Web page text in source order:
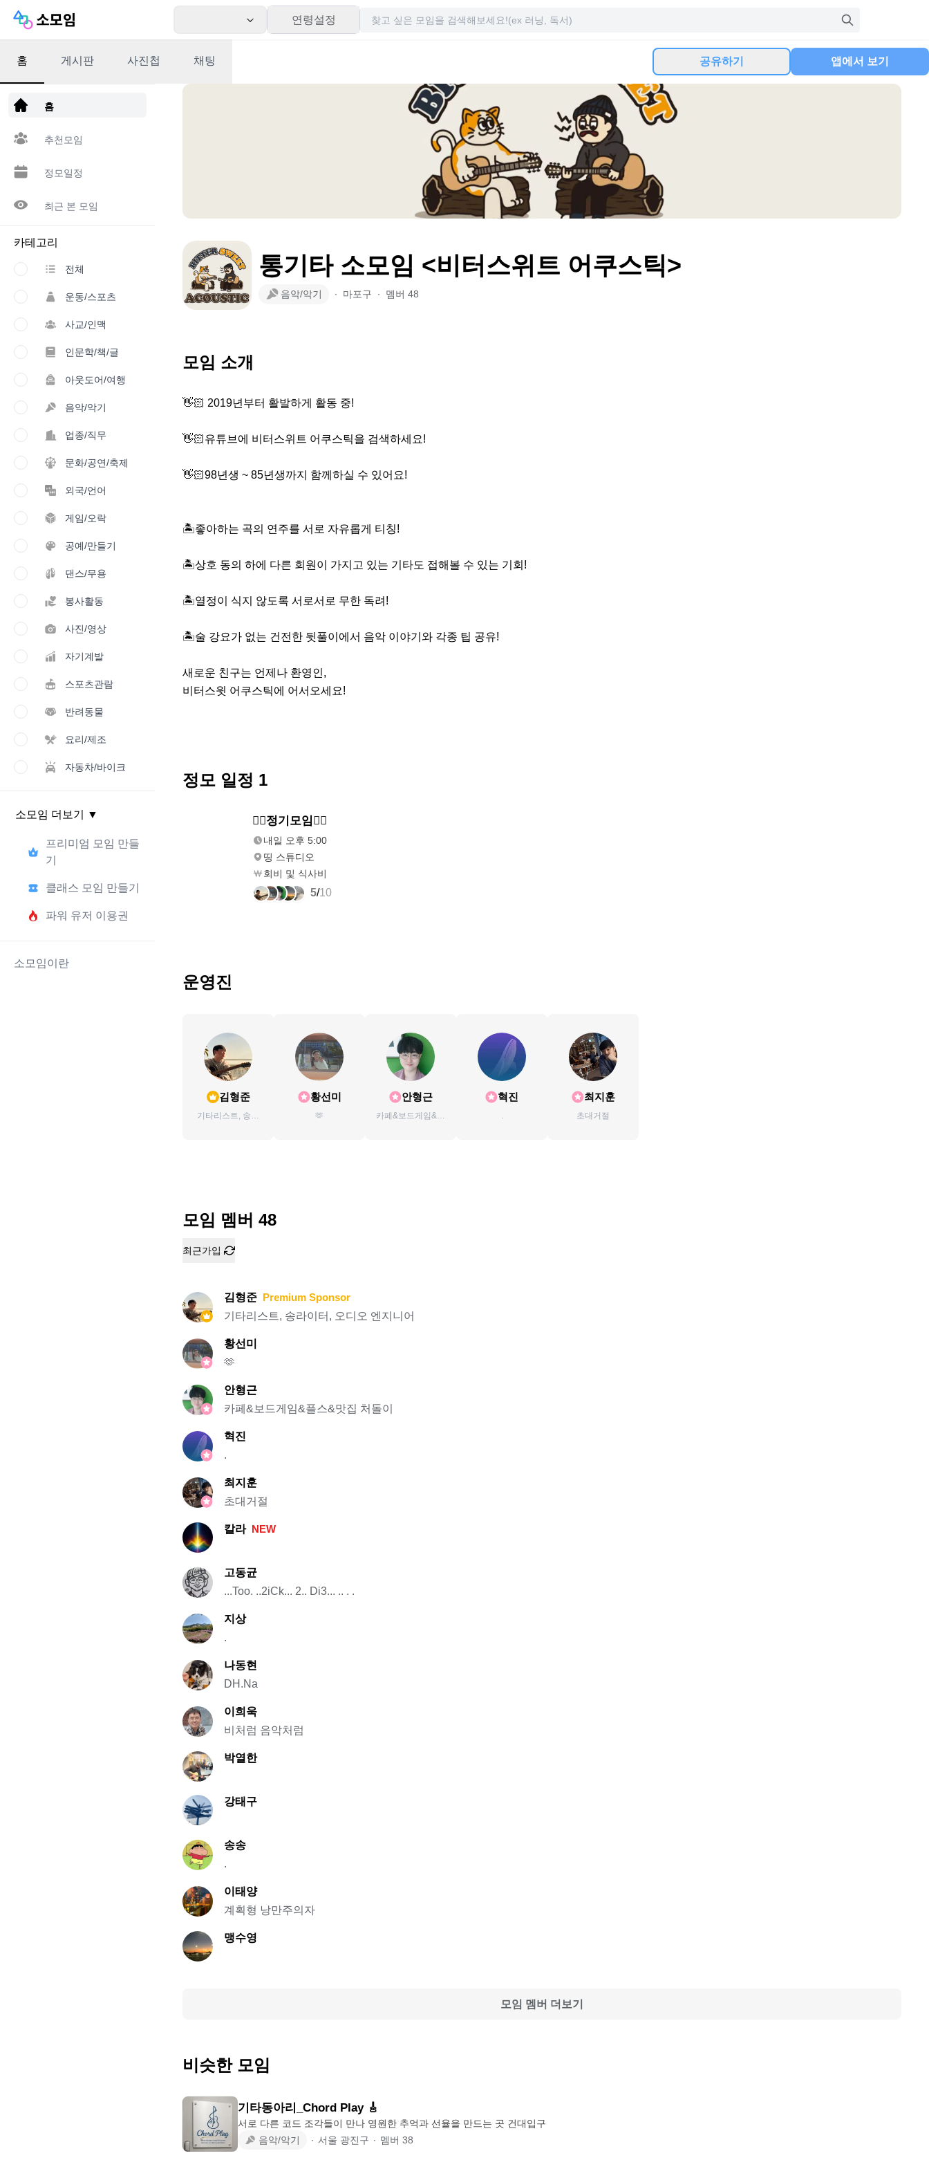
연령설정
앱 다운로드
홈
추천모임
정모일정
최근 본 모임
카테고리
전체
운동/스포츠
사교/인맥
인문학/책/글
아웃도어/여행
음악/악기
업종/직무
문화/공연/축제
외국/언어
게임/오락
공예/만들기
댄스/무용
봉사활동
사진/영상
자기계발
스포츠관람
반려동물
요리/제조
자동차/바이크
소모임 더보기 ▼
프리미엄 모임 만들
기
클래스 모임 만들기
파워 유저 이용권
소모임이란
홈 게시판 사진첩 채팅 공유하기 앱에서 보기
통기타 소모임 <비터스위트 어쿠스틱>
음악/악기 ∙ 마포구 ∙ 멤버 48
모임 소개
👋🏻 2019년부터 활발하게 활동 중!
👋🏻유튜브에 비터스위트 어쿠스틱을 검색하세요!
👋🏻98년생 ~ 85년생까지 함께하실 수 있어요!
🏝️좋아하는 곡의 연주를 서로 자유롭게 티칭!
🏝️상호 동의 하에 다른 회원이 가지고 있는 기타도 접해볼 수 있는 기회!
🏝️열정이 식지 않도록 서로서로 무한 독려!
🏝️술 강요가 없는 건전한 뒷풀이에서 음악 이야기와 각종 팁 공유!
새로운 친구는 언제나 환영인,
비터스윗 어쿠스틱에 어서오세요!
정모 일정 1
🤸‍♂️정기모임🤸‍♀️
내일 오후 5:00
띵 스튜디오
회비 및 식사비
5/10
운영진
김형준
기타리스트, 송라
황선미
🫶
안형근
카페&보드게임&플
혁진
.
최지훈
초대거절
모임 멤버 48
최근가입
김형준 Premium Sponsor
기타리스트, 송라이터, 오디오 엔지니어
황선미
🫶
안형근
카페&보드게임&플스&맛집 처돌이
혁진
.
최지훈
초대거절
칼라 NEW
고동균
...Too. ..2iCk... 2.. Di3... .. . .
지상
.
나동현
DH.Na
이희욱
비처럼 음악처럼
박열한
강태구
송송
.
이태양
계획형 낭만주의자
맹수영
모임 멤버 더보기
비슷한 모임
기타동아리_Chord Play 🎸
서로 다른 코드 조각들이 만나 영원한 추억과 선율을 만드는 곳 건대입구
음악/악기
∙ 서울 광진구 ∙ 멤버 38